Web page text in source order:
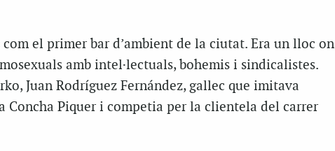
com el primer bar d’ambient de la ciutat. Era un lloc on
amb intel·lectuals, bohemis i sindicalistes.
Juan Rodríguez Fernández, gallec que imitava
Concha Piquer i competia per la clientela del carrer